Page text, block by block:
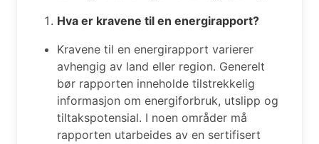
Hva er kravene til en energirapport?
Kravene til en energirapport varierer
avhengig av land eller region. Generelt
bør rapporten inneholde tilstrekkelig
informasjon om energiforbruk, utslipp og
tiltakspotensial. I noen områder må
rapporten utarbeides av en sertifisert